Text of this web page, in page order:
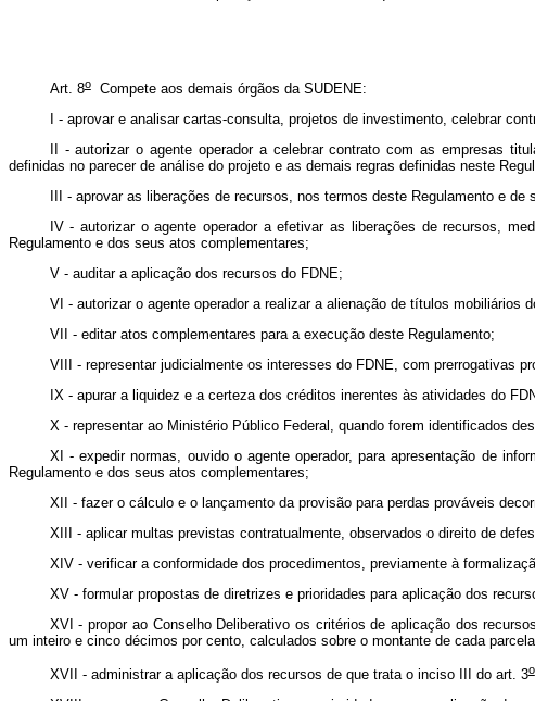
Art. 8oCompete aos demais órgãos da SUDENE:
I - aprovar e analisar cartas-consulta, projetos de investimento, celebrar
II - autorizar o agente operador a celebrar contrato com as empresas
definidas no parecer de análise do projeto e as demais regras definidas neste
III - aprovar as liberações de recursos, nos termos deste Regulamento e de
IV - autorizar o agente operador a efetivar as liberações de recursos,
Regulamento e dos seus atos complementares;
V - auditar a aplicação dos recursos do FDNE;
VI - autorizar o agente operador a realizar a alienação de títulos mobiliários
VII - editar atos complementares para a execução deste Regulamento;
VIII - representar judicialmente os interesses do FDNE, com prerrogativas
IX - apurar a liquidez e a certeza dos créditos inerentes às atividades do
X - representar ao Ministério Público Federal, quando forem identificados
XI - expedir normas, ouvido o agente operador, para apresentação de
Regulamento e dos seus atos complementares;
XII - fazer o cálculo e o lançamento da provisão para perdas prováveis
XIII - aplicar multas previstas contratualmente, observados o direito de
XIV - verificar a conformidade dos procedimentos, previamente à
XV - formular propostas de diretrizes e prioridades para aplicação dos
XVI - propor ao Conselho Deliberativo os critérios de aplicação dos
um inteiro e cinco décimos por cento, calculados sobre o montante de cada
XVII - administrar a aplicação dos recursos de que trata o inciso III do art. 3o